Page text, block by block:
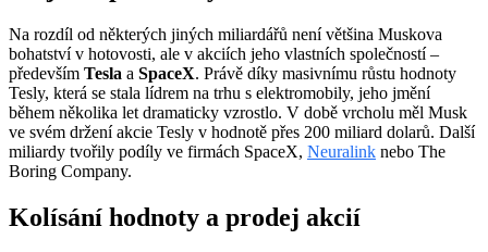
Na rozdíl od některých jiných miliardářů není většina Muskova
bohatství v hotovosti, ale v akciích jeho vlastních společností –
především Tesla a SpaceX. Právě díky masivnímu růstu hodnoty
Tesly, která se stala lídrem na trhu s elektromobily, jeho jmění
během několika let dramaticky vzrostlo. V době vrcholu měl Musk
ve svém držení akcie Tesly v hodnotě přes 200 miliard dolarů. Další
miliardy tvořily podíly ve firmách SpaceX, Neuralink nebo The
Boring Company.
Kolísání hodnoty a prodej akcií